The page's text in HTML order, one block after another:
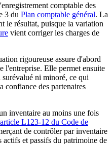
comptable des
3 du Plan comptable général. La
le résultat, puisque la variation
vient corriger les charges de
rigoureuse assure d'abord
l'entreprise. Elle permet ensuite
surévalué ni minoré, ce qui
confiance des partenaires
inventaire au moins une fois
article L123-12 du Code de
de contrôler par inventaire
actifs et passifs du patrimoine de